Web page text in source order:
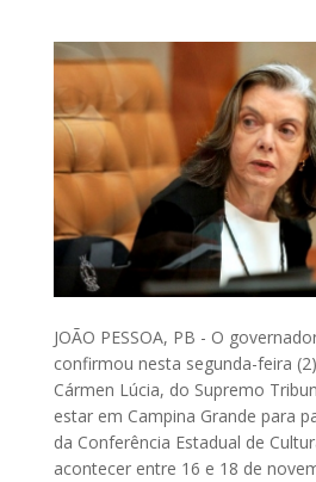
JOÃO PESSOA, PB - O
confirmou nesta segunda-feira
Cármen Lúcia, do Supremo
estar em Campina Grande para
da Conferência Estadual de
acontecer entre 16 e 18 de